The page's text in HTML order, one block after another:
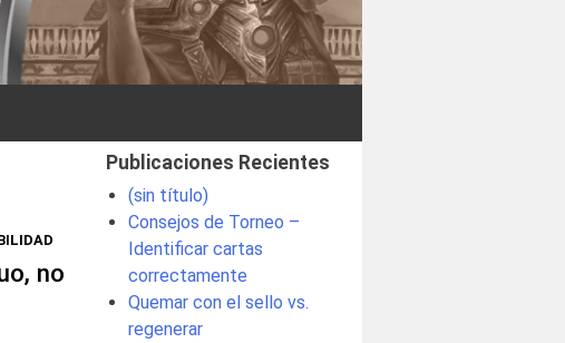
no
Publicaciones Recientes
(sin título)
Consejos de Torneo –
Identificar cartas
correctamente
Quemar con el sello vs.
regenerar